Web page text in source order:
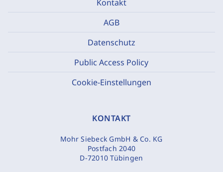
Kontakt
AGB
Datenschutz
Public Access Policy
Cookie-Einstellungen
KONTAKT
Mohr Siebeck GmbH & Co. KG
Postfach 2040
D-72010 Tübingen